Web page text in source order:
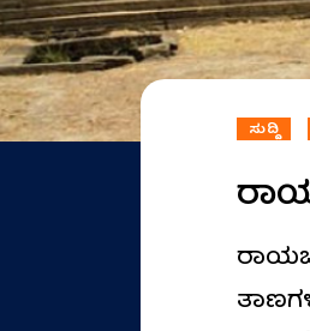
ಸುದ್ದಿ